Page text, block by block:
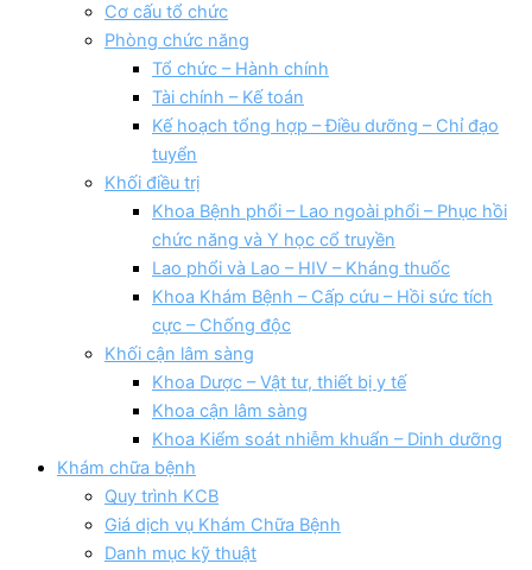
Cơ cấu tổ chức
Phòng chức năng
Tổ chức – Hành chính
Tài chính – Kế toán
Kế hoạch tổng hợp – Điều dưỡng – Chỉ đạo
tuyển
Khối điều trị
Khoa Bệnh phổi – Lao ngoài phổi – Phục hồi
chức năng và Y học cổ truyền
Lao phổi và Lao – HIV – Kháng thuốc
Khoa Khám Bệnh – Cấp cứu – Hồi sức tích
cực – Chống độc
Khối cận lâm sàng
Khoa Dược – Vật tư, thiết bị y tế
Khoa cận lâm sàng
Khoa Kiểm soát nhiễm khuẩn – Dinh dưỡng
Khám chữa bệnh
Quy trình KCB
Giá dịch vụ Khám Chữa Bệnh
Danh mục kỹ thuật